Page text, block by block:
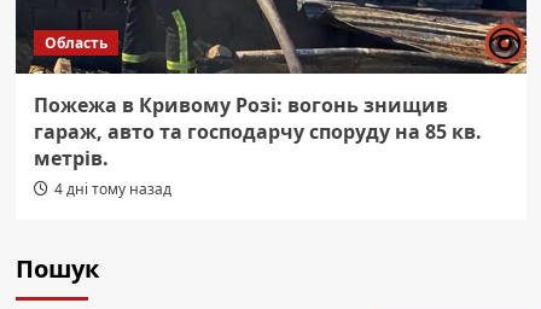
Область
Пожежа в Кривому Розі: вогонь знищив
гараж, авто та господарчу споруду на 85 кв.
метрів.
4 дні тому назад
Пошук